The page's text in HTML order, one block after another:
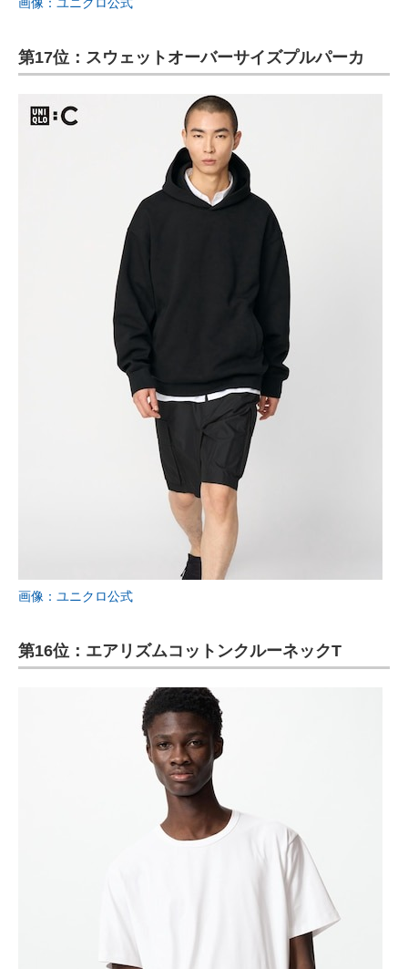
第17位：スウェットオーバーサイズプルパーカ
画像：ユニクロ公式
第16位：エアリズムコットンクルーネックT